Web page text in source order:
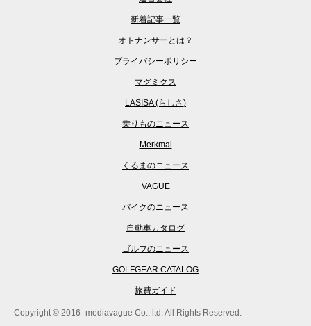
新着記事一覧
オトナンサーとは？
プライバシーポリシー
マグミクス
LASISA (らしさ)
乗りものニュース
Merkmal
くるまのニュース
VAGUE
バイクのニュース
自動車カタログ
ゴルフのニュース
GOLFGEAR CATALOG
旅費ガイド
Copyright © 2016- mediavague Co., ltd. All Rights Reserved.